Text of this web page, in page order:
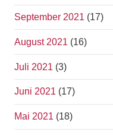
September 2021 (17)
August 2021 (16)
Juli 2021 (3)
Juni 2021 (17)
Mai 2021 (18)